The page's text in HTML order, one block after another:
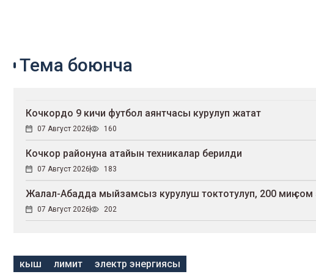
Тема боюнча
Кочкордо 9 кичи футбол аянтчасы курулуп жатат
07 Август 2026 160
Кочкор районуна атайын техникалар берилди
07 Август 2026 183
Жалал-Абадда мыйзамсыз курулуш токтотулуп, 200 миң
07 Август 2026 202
кыш лимит электр энергиясы